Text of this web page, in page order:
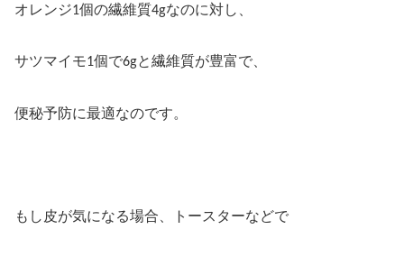
オレンジ1個の繊維質4gなのに対し、
サツマイモ1個で6gと繊維質が豊富で、
便秘予防に最適なのです。
もし皮が気になる場合、トースターなどで